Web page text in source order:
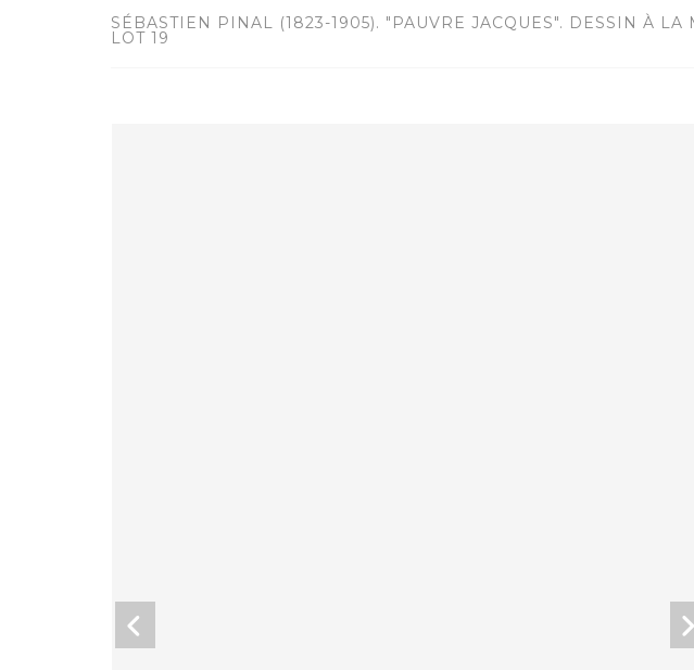
SÉBASTIEN PINAL (1823-1905). "PAUVRE JACQUES". DESSIN À LA
LOT 19